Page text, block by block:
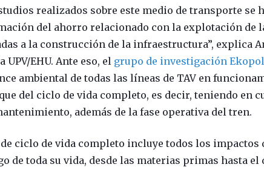
realizados sobre este medio de transporte se
del ahorro relacionado con la explotación de
a la construcción de la infraestructura”, explica
EHU. Ante eso, el grupo de investigación Ekopol
ambiental de todas las líneas de TAV en
del ciclo de vida completo, es decir, teniendo en
además de la fase operativa del tren.
ciclo de vida completo incluye todos los impactos
de toda su vida, desde las materias primas hasta el